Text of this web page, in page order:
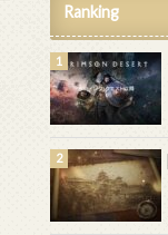
Ranking